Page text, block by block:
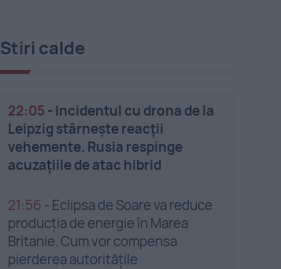
Stiri calde
22:05 - Incidentul cu drona de la
Leipzig stârnește reacții
vehemente. Rusia respinge
acuzațiile de atac hibrid
21:56 - Eclipsa de Soare va reduce
producția de energie în Marea
Britanie. Cum vor compensa
pierderea autoritățile